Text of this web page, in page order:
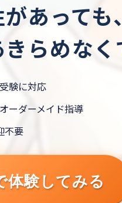
あっても、
らめなく
験に対応
ーダーメイド指導
不要
体験してみる